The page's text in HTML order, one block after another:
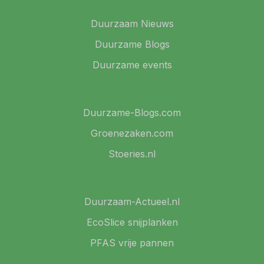
Duurzaam Nieuws
Duurzame Blogs
Duurzame events
Duurzame-Blogs.com
Groenezaken.com
Stoeries.nl
Duurzaam-Actueel.nl
EcoSlice snijplanken
PFAS vrije pannen